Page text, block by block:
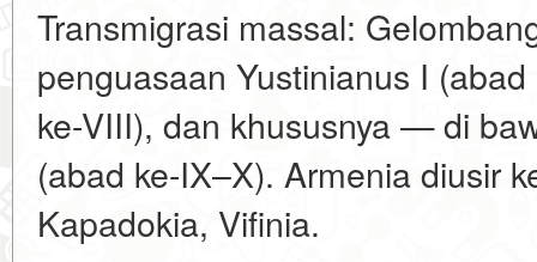
Transmigrasi massal:
penguasaan Yustinianus I
ke-VIII), dan khususnya — di
(abad ke-IX–X). Armenia diusir
Kapadokia, Vifinia.